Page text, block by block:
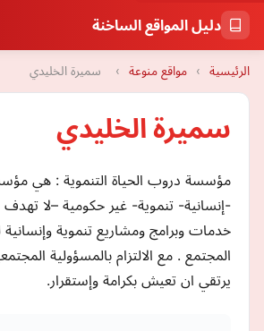
دليل المواقع الساخنة
الرئيسية › مواقع منوعة › سميرة الخليدي
سميرة الخليدي
مؤسسة دروب الحياة التنموية : هي
-إنسانية- تنموية- غير حكومية –لا تهدف
خدمات وبرامج ومشاريع تنموية وإنسانية
المجتمع . مع الالتزام بالمسؤولية
يرتقي ان تعيش بكرامة وإستقرار.